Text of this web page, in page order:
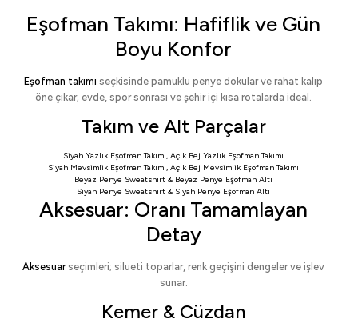
Eşofman Takımı: Hafiflik ve Gün
Boyu Konfor
Eşofman takımı seçkisinde pamuklu penye dokular ve rahat kalıp
öne çıkar; evde, spor sonrası ve şehir içi kısa rotalarda ideal.
Takım ve Alt Parçalar
Siyah Yazlık Eşofman Takımı, Açık Bej Yazlık Eşofman Takımı
Siyah Mevsimlik Eşofman Takımı, Açık Bej Mevsimlik Eşofman Takımı
Beyaz Penye Sweatshirt & Beyaz Penye Eşofman Altı
Siyah Penye Sweatshirt & Siyah Penye Eşofman Altı
Aksesuar: Oranı Tamamlayan
Detay
Aksesuarseçimleri; silueti toparlar, renk geçişini dengeler ve işlev
sunar.
Kemer & Cüzdan